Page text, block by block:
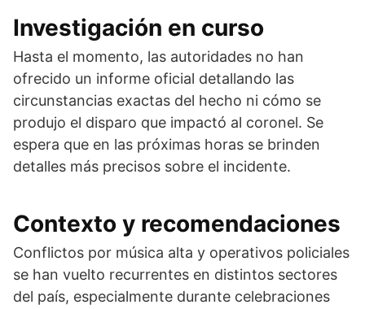
Investigación en curso
Hasta el momento, las autoridades no han
ofrecido un informe oficial detallando las
circunstancias exactas del hecho ni cómo se
produjo el disparo que impactó al coronel. Se
espera que en las próximas horas se brinden
detalles más precisos sobre el incidente.
Contexto y recomendaciones
Conflictos por música alta y operativos policiales
se han vuelto recurrentes en distintos sectores
del país, especialmente durante celebraciones